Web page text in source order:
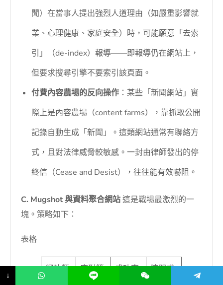
聞）在當事人提出強烈人道理由（如嚴重影響就
業、心理健康、家庭安全）時，可能願意「去索
引」（de-index）報導——即報導仍在網站上，
但要求搜尋引擎不要索引該頁面。
付費內容農場的反向操作 ：某些「新聞網站」實
際上是內容農場（content farms），靠抓取公開
記錄自動生成「新聞」。這類網站通常有聯絡方
式，且對法律威脅較敏感。一封由律師發出的停
終信（Cease and Desist），往往能有效嚇阻。
C. Mugshot 與資料聚合網站這是戰場最激烈的一
塊。策略如下：
表格
網站類
應對策
成功率
時間成
↓